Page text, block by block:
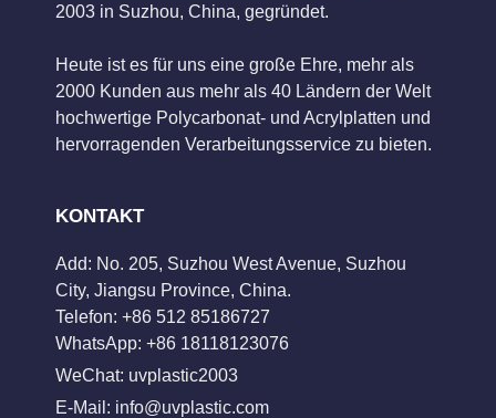
2003 in Suzhou, China, gegründet.
Heute ist es für uns eine große Ehre, mehr als
2000 Kunden aus mehr als 40 Ländern der Welt
hochwertige Polycarbonat- und Acrylplatten und
hervorragenden Verarbeitungsservice zu bieten.
KONTAKT
Add: No. 205, Suzhou West Avenue, Suzhou
City, Jiangsu Province, China.
Telefon: +86 512 85186727
WhatsApp: +86 18118123076
WeChat: uvplastic2003
E-Mail: info@uvplastic.com